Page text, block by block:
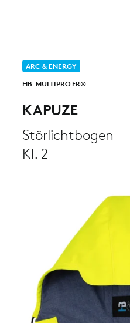
ARC & ENERGY
HB-MULTIPRO FR®
KAPUZE
Störlichtbogen
Kl. 2